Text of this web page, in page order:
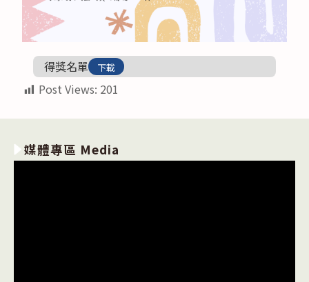
得獎名單 下載
Post Views: 201
媒體專區 Media